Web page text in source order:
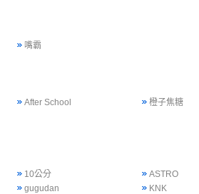
嘴霸
After School 橙子焦糖
10公分
ASTRO
gugudan
KNK